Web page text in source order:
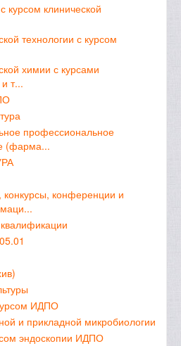
курсом клинической
технологии с курсом
химии с курсами
т...
профессиональное
(фарма...
конференции и
ИДПО
и прикладной микробиологии
эндоскопии ИДПО